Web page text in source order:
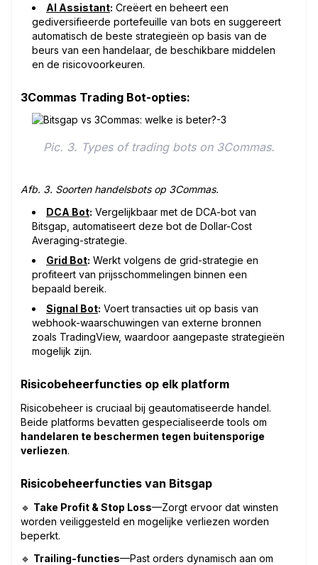
AI Assistant: Creëert en beheert een
gediversifieerde portefeuille van bots en suggereert
automatisch de beste strategieën op basis van de
beurs van een handelaar, de beschikbare middelen
en de risicovoorkeuren.
3Commas Trading Bot-opties:
Pic. 3. Types of trading bots on 3Commas.
Afb. 3. Soorten handelsbots op 3Commas.
DCA Bot: Vergelijkbaar met de DCA-bot van
Bitsgap, automatiseert deze bot de Dollar-Cost
Averaging-strategie.
Grid Bot: Werkt volgens de grid-strategie en
profiteert van prijsschommelingen binnen een
bepaald bereik.
Signal Bot: Voert transacties uit op basis van
webhook-waarschuwingen van externe bronnen
zoals TradingView, waardoor aangepaste strategieën
mogelijk zijn.
Risicobeheerfuncties op elk platform
Risicobeheer is cruciaal bij geautomatiseerde handel.
Beide platforms bevatten gespecialiseerde tools om
handelaren te beschermen tegen buitensporige
verliezen.
Risicobeheerfuncties van Bitsgap
🔹 Take Profit & Stop Loss—Zorgt ervoor dat winsten
worden veiliggesteld en mogelijke verliezen worden
beperkt.
🔹 Trailing-functies—Past orders dynamisch aan om